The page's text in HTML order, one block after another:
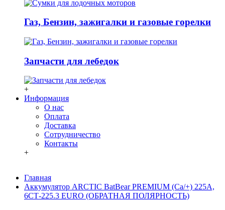
Газ, Бензин, зажигалки и газовые горелки
Запчасти для лебедок
+
Информация
О нас
Оплата
Доставка
Сотрудничество
Контакты
+
Главная
Аккумулятор ARCTIC BatBear PREMIUM (Cа/+) 225A,
6СТ-225.3 EURO (ОБРАТНАЯ ПОЛЯРНОСТЬ)